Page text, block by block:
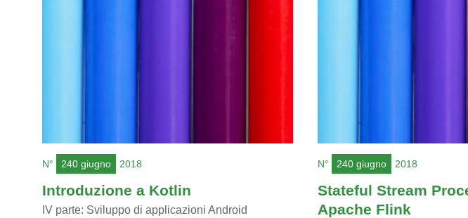
N° 240 giugno 2018
Introduzione a Kotlin
IV parte: Sviluppo di applicazioni Android
N° 240 giugno 2018
Stateful Stream
Apache Flink